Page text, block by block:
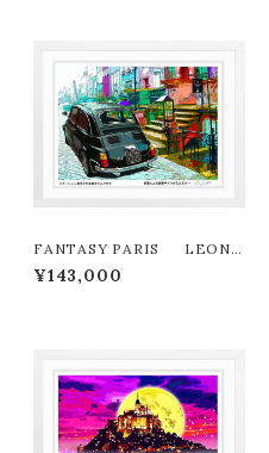
FANTASY PARIS LEON
TERASHIMA版画作品180作
限定
¥143,000